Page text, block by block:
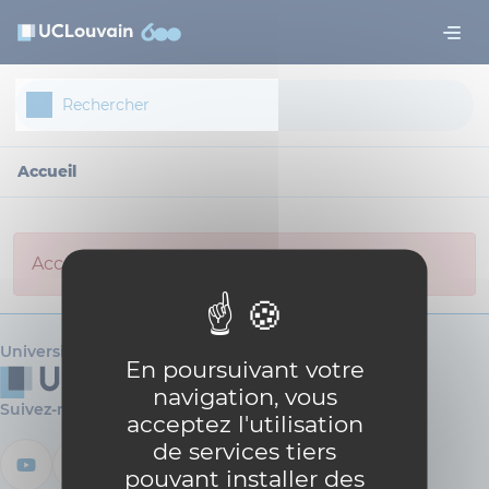
En poursuivant votre
navigation, vous
acceptez l'utilisation
de services tiers
pouvant installer des
Accueil
Access not allowed for anonymous user.
Université catholique de Louvain
Suivez-nous